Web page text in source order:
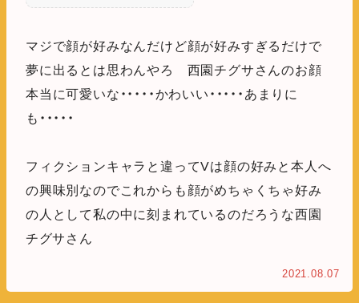
マジで顔が好みなんだけど顔が好みすぎるだけで
夢に出るとは思わんやろ 西園チグサさんのお顔
本当に可愛いな・・・・・かわいい・・・・・あまりに
も・・・・・
フィクションキャラと違ってVは顔の好みと本人へ
の興味別なのでこれからも顔がめちゃくちゃ好み
の人として私の中に刻まれているのだろうな西園
チグサさん
2021.08.07